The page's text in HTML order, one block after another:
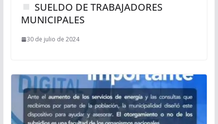
SUELDO DE TRABAJADORES
MUNICIPALES
30 de julio de 2024